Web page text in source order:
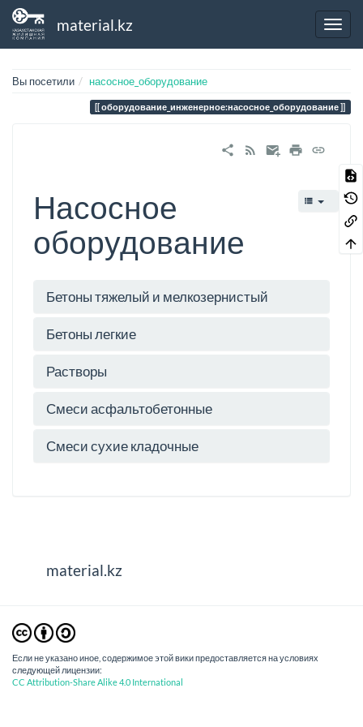
material.kz
Вы посетили насосное_оборудование
оборудование_инженерное:насосное_оборудование
Насосное
оборудование
Бетоны тяжелый и мелкозернистый
Бетоны легкие
Растворы
Смеси асфальтобетонные
Смеси сухие кладочные
material.kz
Если не указано иное, содержимое этой вики предоставляется на условиях
следующей лицензии:
CC Attribution-Share Alike 4.0 International